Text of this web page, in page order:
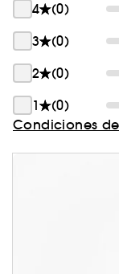
4
(0)
3
(0)
2
(0)
1
(0)
Condiciones